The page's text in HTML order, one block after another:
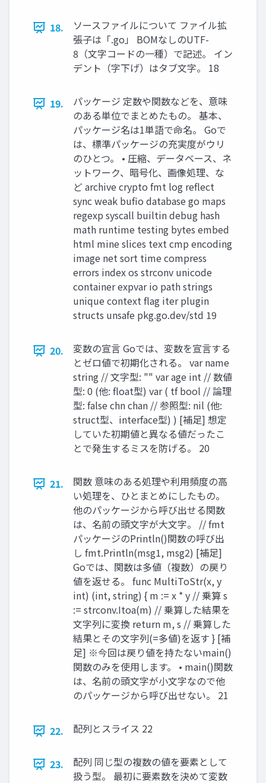
18.
ソースファイルについて ファイル拡
張子は「.go」 BOMなしのUTF-
8（文字コードの一種）で記述。 イン
デント（字下げ）はタブ文字。 18
19.
パッケージ 定数や関数などを、意味
のある単位でまとめたもの。 基本、
パッケージ名は1単語で命名。 Goで
は、標準パッケージの充実度がウリ
のひとつ。 • 圧縮、データベース、ネ
ットワーク、暗号化、画像処理、な
ど archive crypto fmt log reflect
sync weak bufio database go maps
regexp syscall builtin debug hash
math runtime testing bytes embed
html mine slices text cmp encoding
image net sort time compress
errors index os strconv unicode
container expvar io path strings
unique context flag iter plugin
structs unsafe pkg.go.dev/std 19
20.
変数の宣言 Goでは、変数を宣言する
とゼロ値で初期化される。 var name
string // 文字型: "" var age int // 数値
型: 0 (他: float型) var ( tf bool // 論理
型: false chn chan // 参照型: nil (他:
struct型、interface型) ) [補足] 想定
していた初期値と異なる値だったこ
とで発生するミスを防げる。 20
21.
関数 意味のある処理や利用頻度の高
い処理を、ひとまとめにしたもの。
他のパッケージから呼び出せる関数
は、名前の頭文字が大文字。 // fmt
パッケージのPrintln()関数の呼び出
し fmt.Println(msg1, msg2) [補足]
Goでは、関数は多値（複数）の戻り
値を返せる。 func MultiToStr(x, y
int) (int, string) { m := x * y // 乗算 s
:= strconv.Itoa(m) // 乗算した結果を
文字列に変換 return m, s // 乗算した
結果とその文字列(=多値)を返す } [補
足] ※今回は戻り値を持たないmain()
関数のみを使用します。 • main()関数
は、名前の頭文字が小文字なので他
のパッケージから呼び出せない。 21
22. 配列とスライス 22
23.
配列 同じ型の複数の値を要素として
扱う型。 最初に要素数を決めて変数